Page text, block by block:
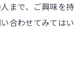
まで、ご興味を持
合わせてみてはい